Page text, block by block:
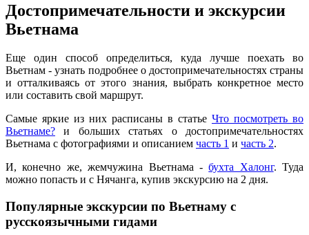
Достопримечательности и экскурсии
Вьетнама
Еще один способ определиться, куда лучше поехать во
Вьетнам - узнать подробнее о достопримечательностях страны
и отталкиваясь от этого знания, выбрать конкретное место
или составить свой маршрут.
Самые яркие из них расписаны в статье Что посмотреть во
Вьетнаме? и больших статьях о достопримечательностях
Вьетнама с фотографиями и описанием часть 1 и часть 2.
И, конечно же, жемчужина Вьетнама -бухта Халонг. Туда
можно попасть и с Нячанга, купив экскурсию на 2 дня.
Популярные экскурсии по Вьетнаму с
русскоязычными гидами